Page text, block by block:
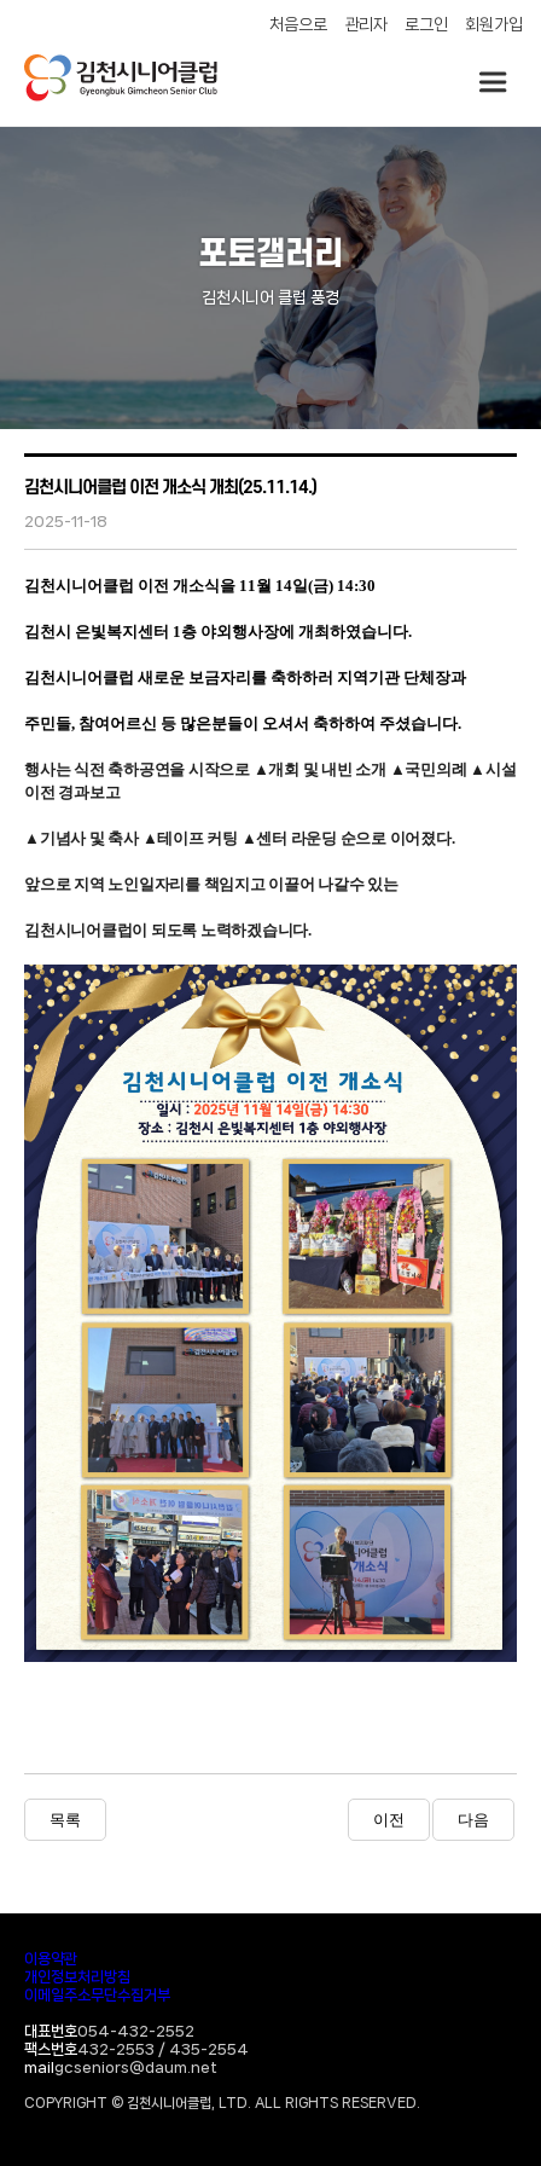
처음으로 관리자 로그인 회원가입
포토갤러리
김천시니어 클럽 풍경
김천시니어클럽 이전 개소식 개최(25.11.14.)
2025-11-18
김천시니어클럽 이전 개소식을 11월 14일(금) 14:30
김천시 은빛복지센터 1층 야외행사장에 개최하였습니다.
김천시니어클럽 새로운 보금자리를 축하하러 지역기관 단체장과
주민들, 참여어르신 등 많은분들이 오셔서 축하하여 주셨습니다.
행사는 식전 축하공연을 시작으로 ▲개회 및 내빈 소개 ▲국민의례 ▲시설
이전 경과보고
▲기념사 및 축사 ▲테이프 커팅 ▲센터 라운딩 순으로 이어졌다.
앞으로 지역 노인일자리를 책임지고 이끌어 나갈수 있는
김천시니어클럽이 되도록 노력하겠습니다.
목록 이전 다음
이용약관
개인정보처리방침
이메일주소무단수집거부
대표번호054-432-2552
팩스번호432-2553 / 435-2554
mailgcseniors@daum.net
COPYRIGHT © 김천시니어클럽, LTD. ALL RIGHTS RESERVED.